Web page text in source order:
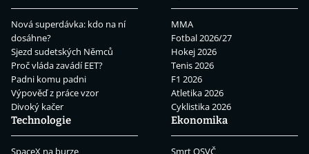
Nová superdávka: kdo na ní
dosáhne?
Sjezd sudetských Němců
Proč vláda zavádí EET?
Padni komu padni
Výpověď z práce vzor
Divoký kačer
MMA
Fotbal 2026/27
Hokej 2026
Tenis 2026
F1 2026
Atletika 2026
Cyklistika 2026
Technologie
SpaceX na burze
Ekonomika
Smrt OSVČ